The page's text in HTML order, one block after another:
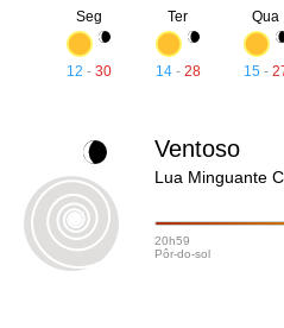
Lua Minguante
Ventoso
20h59
Pôr-do-sol
Seg
12 -30
Ter
14- 28
Qua
15 -